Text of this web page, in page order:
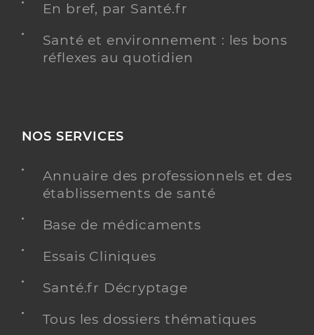
En bref, par Santé.fr
Santé et environnement : les bons
réflexes au quotidien
NOS SERVICES
Annuaire des professionnels et des
établissements de santé
Base de médicaments
Essais Cliniques
Santé.fr Décryptage
Tous les dossiers thématiques